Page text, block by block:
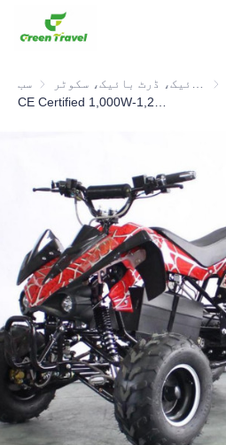
سب
مصنوعات
ہمارے بارے میں
خبریں اور تعاون کے معاملات
مینوفیکچرنگ اڈے اور عمل
حمایت